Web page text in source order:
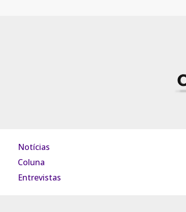
Notícias
Coluna
Entrevistas